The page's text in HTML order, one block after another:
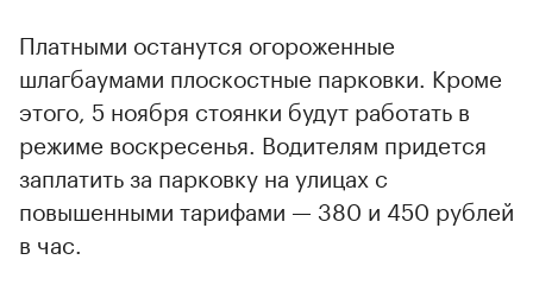
Платными останутся огороженные
шлагбаумами плоскостные парковки. Кроме
этого, 5 ноября стоянки будут работать в
режиме воскресенья. Водителям придется
заплатить за парковку на улицах с
повышенными тарифами — 380 и 450 рублей
в час.